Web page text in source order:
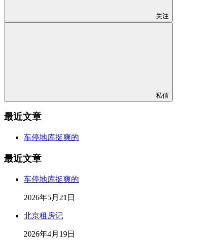
关注
私信
最近文章
车停地库挺爽的
最近文章
车停地库挺爽的
2026年5月21日
北京租房记
2026年4月19日